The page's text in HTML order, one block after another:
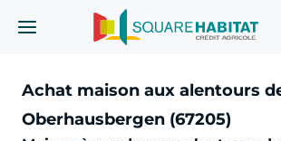
Achat maison aux alentours
Oberhausbergen (67205)